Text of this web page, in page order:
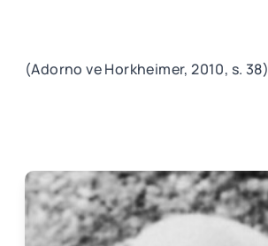
(Adorno ve Horkheimer, 2010, s. 38)